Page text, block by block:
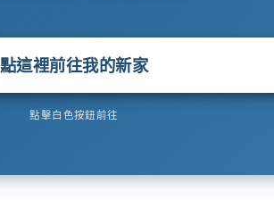
點這裡前往我的新家
點擊白色按鈕前往